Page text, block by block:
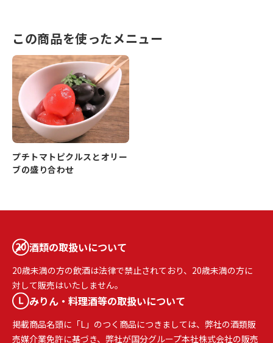
この商品を使ったメニュー
プチトマトピクルスとオリー
ブの盛り合わせ
酒類の取扱いについて
20歳未満の方の飲酒は法律で禁止されており、20歳未満の方に
対して販売はいたしません。
みりん・料理酒等の取扱いについて
掲載商品名頭に「L」のつく商品につきましては、弊社の酒類販
売媒介業免許に基づき、弊社が国分グループ本社株式会社の販売